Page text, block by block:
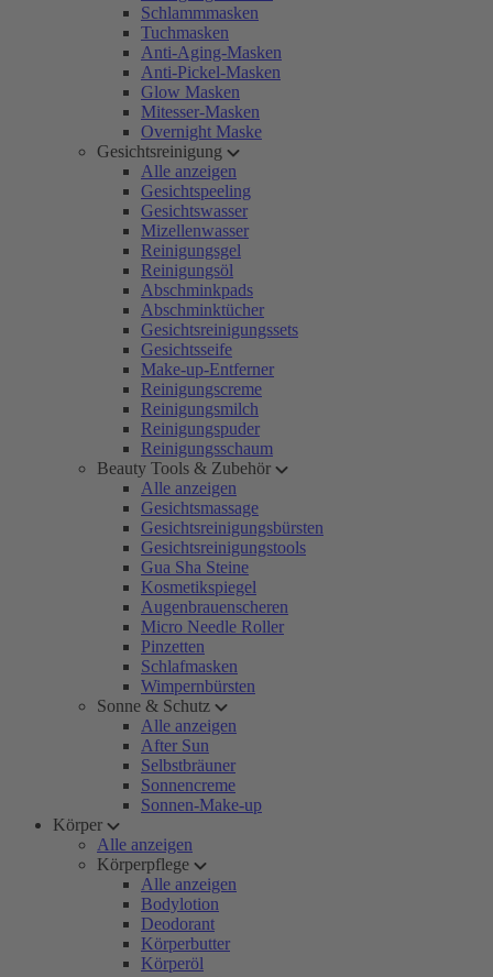
Schlammmasken
Tuchmasken
Anti-Aging-Masken
Anti-Pickel-Masken
Glow Masken
Mitesser-Masken
Overnight Maske
Gesichtsreinigung
Alle anzeigen
Gesichtspeeling
Gesichtswasser
Mizellenwasser
Reinigungsgel
Reinigungsöl
Abschminkpads
Abschminktücher
Gesichtsreinigungssets
Gesichtsseife
Make-up-Entferner
Reinigungscreme
Reinigungsmilch
Reinigungspuder
Reinigungsschaum
Beauty Tools & Zubehör
Alle anzeigen
Gesichtsmassage
Gesichtsreinigungsbürsten
Gesichtsreinigungstools
Gua Sha Steine
Kosmetikspiegel
Augenbrauenscheren
Micro Needle Roller
Pinzetten
Schlafmasken
Wimpernbürsten
Sonne & Schutz
Alle anzeigen
After Sun
Selbstbräuner
Sonnencreme
Sonnen-Make-up
Körper
Alle anzeigen
Körperpflege
Alle anzeigen
Bodylotion
Deodorant
Körperbutter
Körperöl